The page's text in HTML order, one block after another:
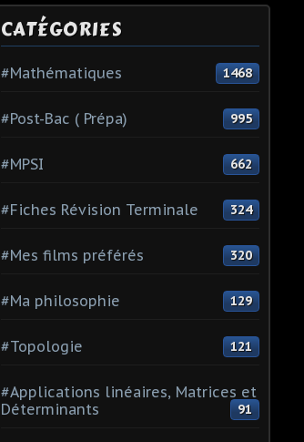
CATÉGORIES
#Mathématiques 1468
#Post-Bac ( Prépa) 995
#MPSI 662
#Fiches Révision Terminale 324
#Mes films préférés 320
#Ma philosophie 129
#Topologie 121
#Applications linéaires, Matrices et
Déterminants
91